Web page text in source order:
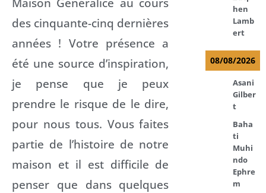
des cinquante-cinq dernières
années ! Votre présence a
été une source d’inspiration,
je pense que je peux
prendre le risque de le dire,
pour nous tous. Vous faites
partie de l’histoire de notre
maison et il est difficile de
penser que dans quelques
hen
Lamb
ert
08/08/2026
Asani
Gilber
t
Baha
ti
Muhi
ndo
Ephre
m